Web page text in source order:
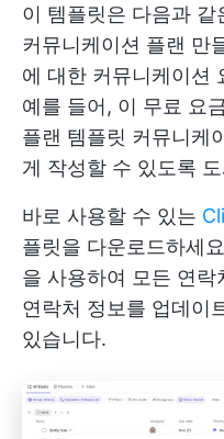
이 템플릿은 다음과
커뮤니케이션 플랜 만
에 대한 커뮤니케이션
예를 들어, 이 무료 요
플랜 템플릿 커뮤니케
게 작성할 수 있도록
바로 사용할 수 있는
플릿을 다운로드하세
을 사용하여 모든 연
연락처 정보를 업데이
있습니다.